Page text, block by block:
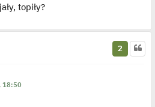
topiły?
2
18:50